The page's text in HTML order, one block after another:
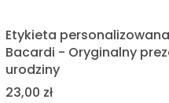
Etykieta
Bacardi - Oryginalny
urodziny
Cena
23,00 zł